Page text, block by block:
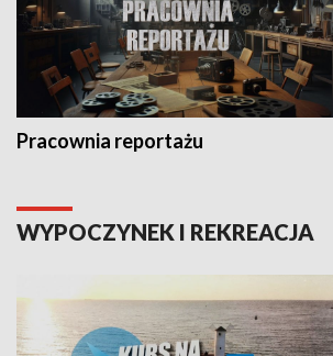
Pracownia reportażu
WYPOCZYNEK I REKREACJA